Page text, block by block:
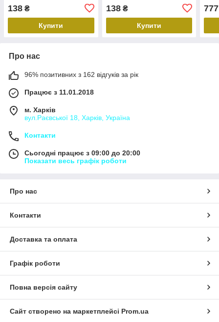
138 ₴
Купити
138₴
Купити
777
Про нас
96% позитивних з 162 відгуків за рік
Працює з 11.01.2018
м. Харків
вул.Раєвської 18, Харків, Україна
Контакти
Сьогодні працює з 09:00 до 20:00
Показати весь графік роботи
Про нас
Контакти
Доставка та оплата
Графік роботи
Повна версія сайту
Сайт створено на маркетплейсі Prom.ua